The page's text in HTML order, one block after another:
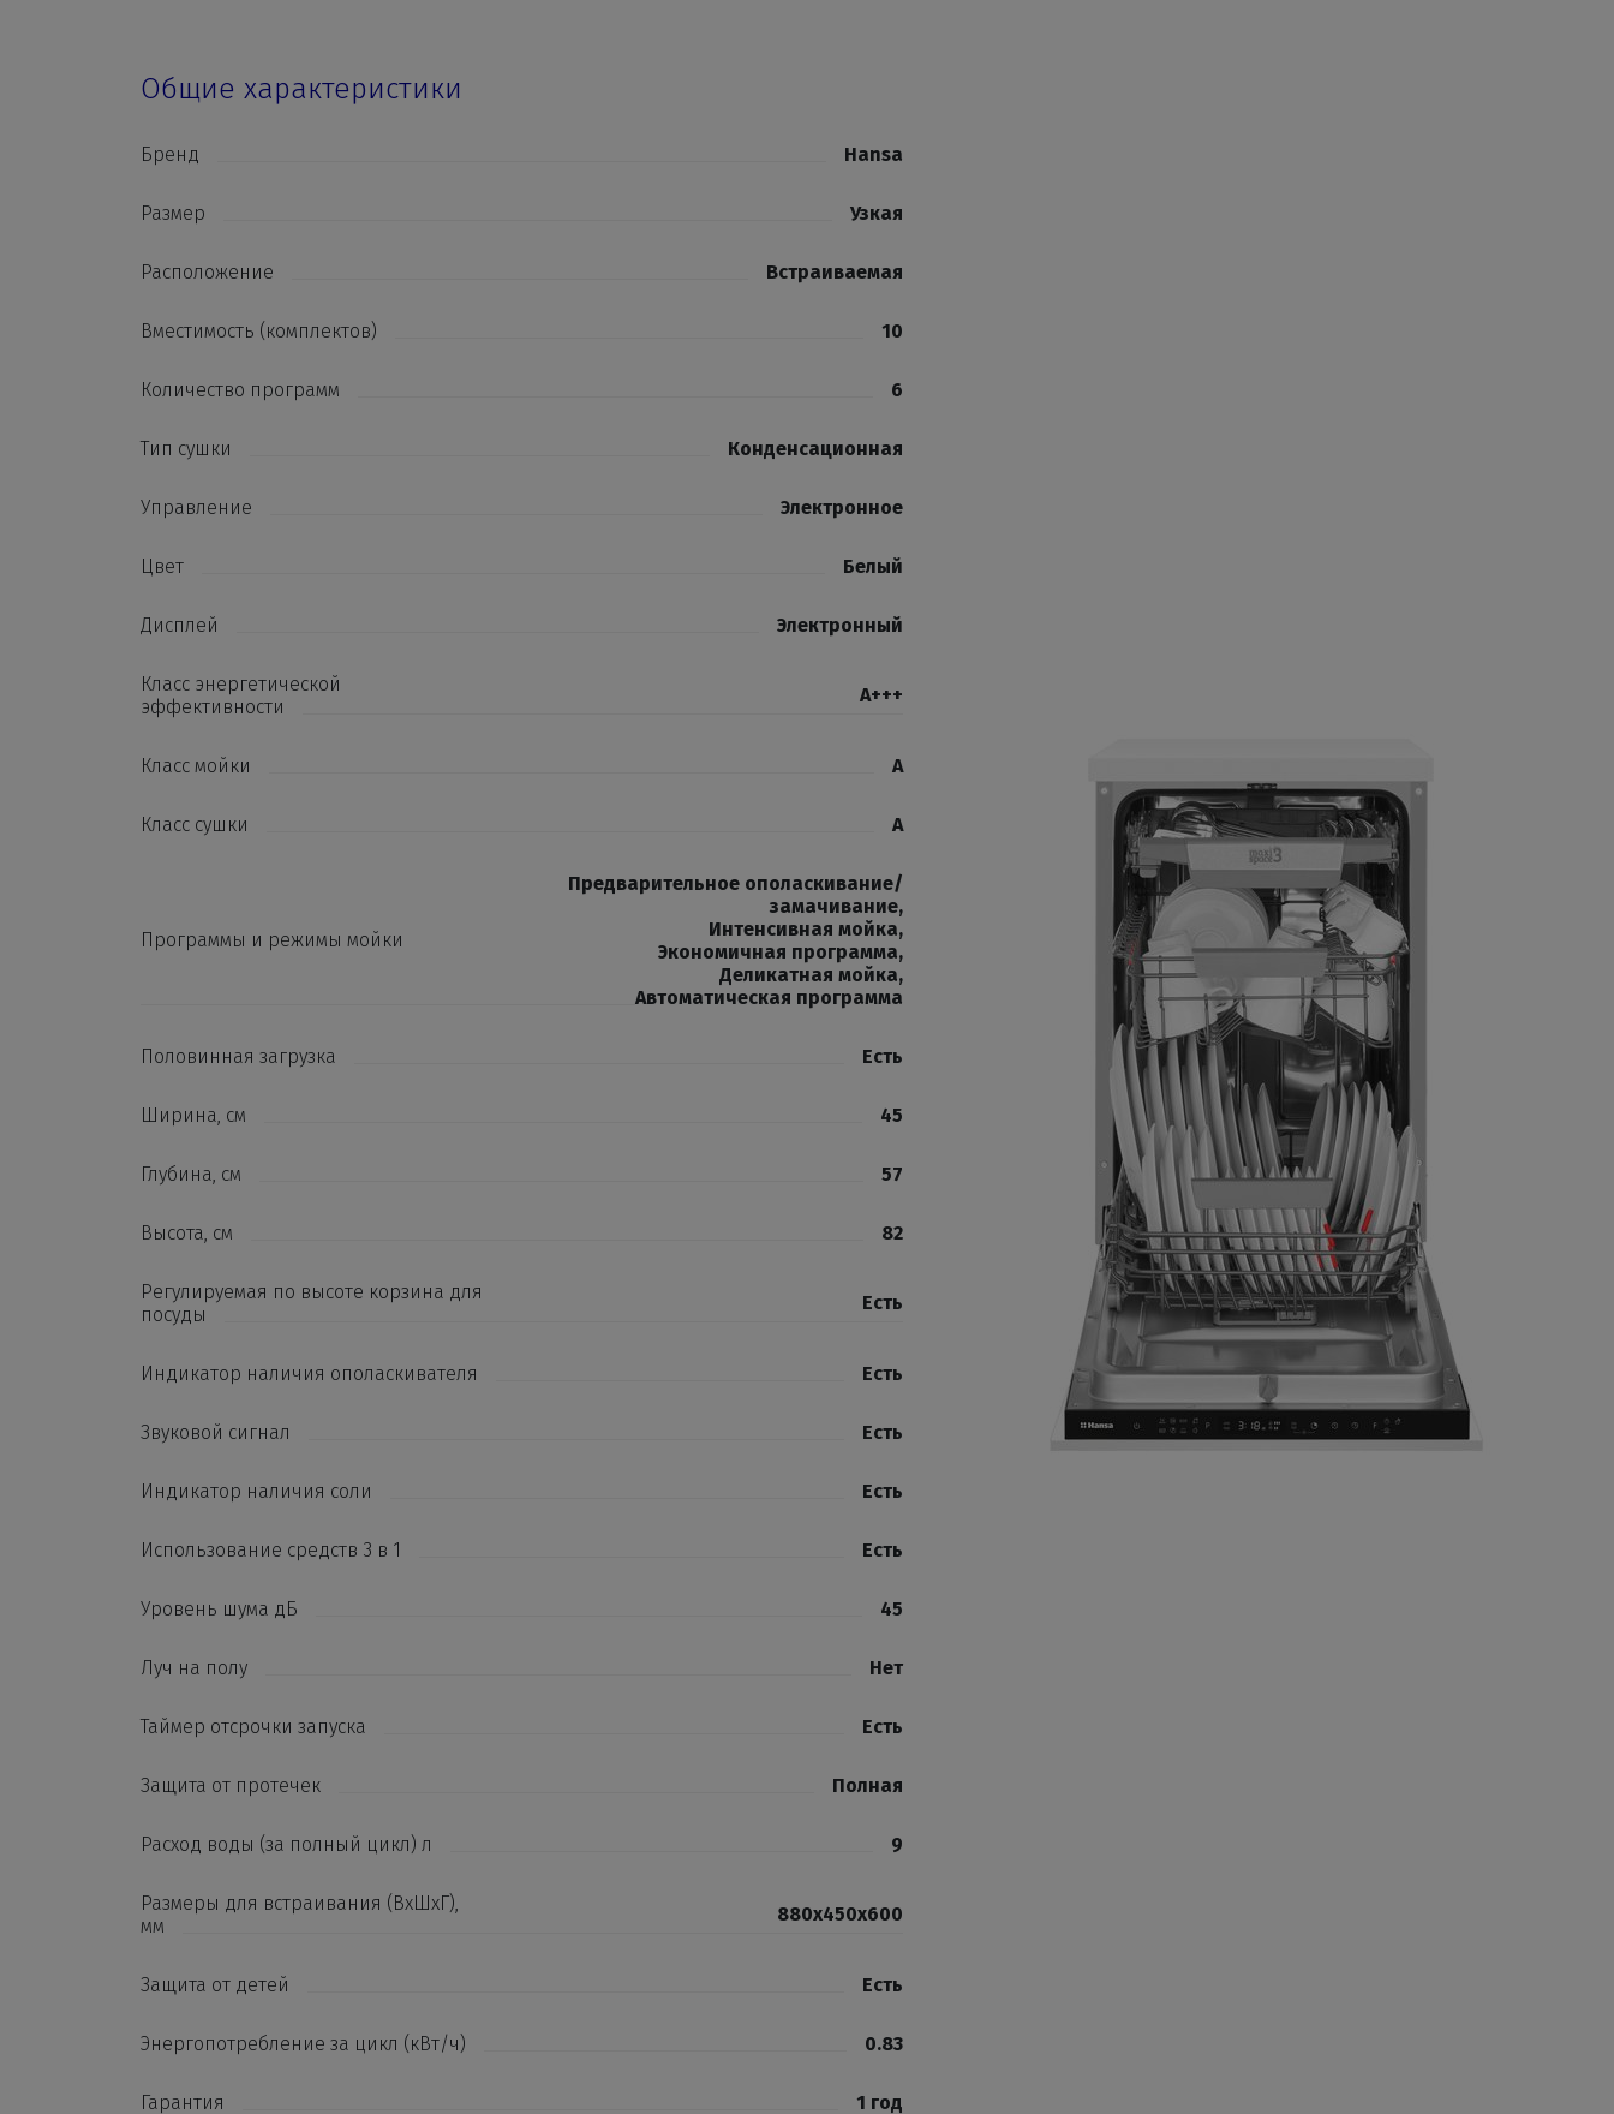
Общие характеристики
Бренд Hansa
Размер Узкая
Расположение Встраиваемая
Вместимость (комплектов) 10
Количество программ 6
Тип сушки Конденсационная
Управление Электронное
Цвет Белый
Дисплей Электронный
Класс энергетической
эффективности
A+++
Класс мойки A
Класс сушки A
Программы и режимы мойки
Предварительное ополаскивание/
замачивание,
Интенсивная мойка,
Экономичная программа,
Деликатная мойка,
Автоматическая программа
Половинная загрузка Есть
Ширина, см 45
Глубина, см 57
Высота, см 82
Регулируемая по высоте корзина для
посуды
Есть
Индикатор наличия ополаскивателя Есть
Звуковой сигнал Есть
Индикатор наличия соли Есть
Использование средств 3 в 1 Есть
Уровень шума дБ 45
Луч на полу Нет
Таймер отсрочки запуска Есть
Защита от протечек Полная
Расход воды (за полный цикл) л 9
Размеры для встраивания (ВхШхГ),
мм
880х450х600
Защита от детей Есть
Энергопотребление за цикл (кВт/ч) 0.83
Гарантия 1 год